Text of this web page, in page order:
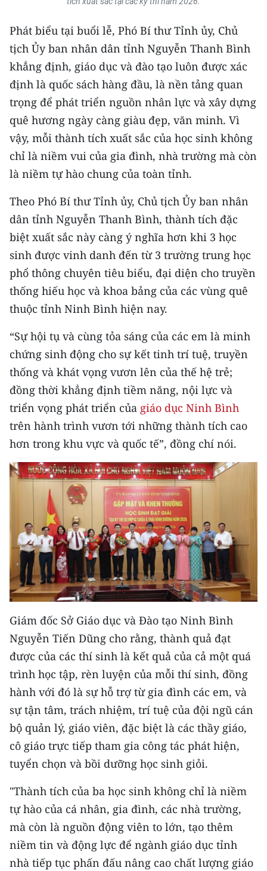
中文
FRANÇAIS
РУССКИЙ
ESPAÑOL
한국어
Phát biểu tại buổi lễ, Phó Bí thư Tỉnh ủy, Chủ
tịch Ủy ban nhân dân tỉnh Nguyễn Thanh Bình
khẳng định, giáo dục và đào tạo luôn được xác
định là quốc sách hàng đầu, là nền tảng quan
trọng để phát triển nguồn nhân lực và xây dựng
quê hương ngày càng giàu đẹp, văn minh. Vì
vậy, mỗi thành tích xuất sắc của học sinh không
chỉ là niềm vui của gia đình, nhà trường mà còn
là niềm tự hào chung của toàn tỉnh.
Theo Phó Bí thư Tỉnh ủy, Chủ tịch Ủy ban nhân
dân tỉnh Nguyễn Thanh Bình, thành tích đặc
biệt xuất sắc này càng ý nghĩa hơn khi 3 học
sinh được vinh danh đến từ 3 trường trung học
phổ thông chuyên tiêu biểu, đại diện cho truyền
thống hiếu học và khoa bảng của các vùng quê
thuộc tỉnh Ninh Bình hiện nay.
“Sự hội tụ và cùng tỏa sáng của các em là minh
chứng sinh động cho sự kết tinh trí tuệ, truyền
thống và khát vọng vươn lên của thế hệ trẻ;
đồng thời khẳng định tiềm năng, nội lực và
triển vọng phát triển của giáo dục Ninh Bình
trên hành trình vươn tới những thành tích cao
hơn trong khu vực và quốc tế”, đồng chí nói.
Giám đốc Sở Giáo dục và Đào tạo Ninh Bình
Nguyễn Tiến Dũng cho rằng, thành quả đạt
được của các thí sinh là kết quả của cả một quá
trình học tập, rèn luyện của mỗi thí sinh, đồng
hành với đó là sự hỗ trợ từ gia đình các em, và
sự tận tâm, trách nhiệm, trí tuệ của đội ngũ cán
bộ quản lý, giáo viên, đặc biệt là các thầy giáo,
cô giáo trực tiếp tham gia công tác phát hiện,
tuyển chọn và bồi dưỡng học sinh giỏi.
"Thành tích của ba học sinh không chỉ là niềm
tự hào của cá nhân, gia đình, các nhà trường,
mà còn là nguồn động viên to lớn, tạo thêm
niềm tin và động lực để ngành giáo dục tỉnh
nhà tiếp tục phấn đấu nâng cao chất lượng giáo